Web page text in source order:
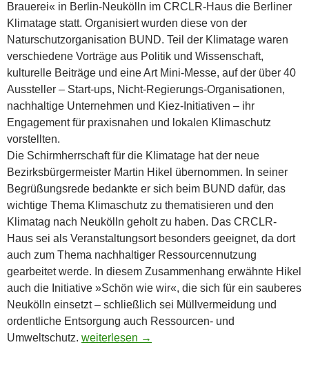
Brauerei« in Berlin-Neukölln im CRCLR-Haus die Berliner
Klimatage statt. Organisiert wurden diese von der
Naturschutzorganisation BUND. Teil der Klima­tage waren
verschiedene Vorträge aus Politik und Wissenschaft,
kulturelle Beiträge und eine Art Mini-Messe, auf der über 40
Aussteller – Start-ups, Nicht-Regierungs-Organisationen,
nachhaltige Unternehmen und Kiez-Initiativen – ihr
Engagement für praxisnahen und lokalen Klimaschutz
vorstellten.
Die Schirmherrschaft für die Klimatage hat der neue
Bezirksbürgermeister Martin Hikel übernommen. In seiner
Begrüßungsrede bedankte er sich beim BUND dafür, das
wichtige Thema Klimaschutz zu thematisieren und den
Klimatag nach Neukölln geholt zu haben. Das CRCLR-
Haus sei als Veranstaltungsort besonders geeignet, da dort
auch zum Thema nachhaltiger Ressourcennutzung
gearbeitet werde. In diesem Zusammenhang erwähnte Hikel
auch die Initiative »Schön wie wir«, die sich für ein sauberes
Neukölln einsetzt – schließlich sei Müllvermeidung und
ordentliche Entsorgung auch Ressourcen- und
Umweltschutz. Lokal handeln für den globalen Klimaschutz
weiterlesen →